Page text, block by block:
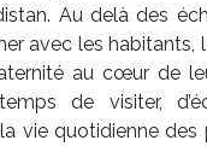
Au delà des
avec les habitants,
au cœur de
de visiter,
vie quotidienne des